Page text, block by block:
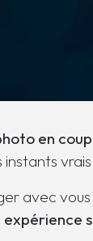
en
avec vous